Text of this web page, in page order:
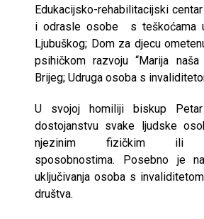
Edukacijsko-rehabilitacijski
i odrasle osobe s teškoćama
Ljubuškog; Dom za djecu
psihičkom razvoju “Marija
Brijeg; Udruga osoba s
U svojoj homiliji biskup
dostojanstvu svake ljudske
njezinim fizičkim ili
sposobnostima. Posebno je
uključivanja osoba s
društva.